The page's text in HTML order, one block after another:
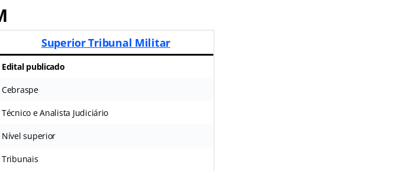
Superior Tribunal Militar
Edital publicado
Cebraspe
Técnico e Analista Judiciário
Nível superior
Tribunais